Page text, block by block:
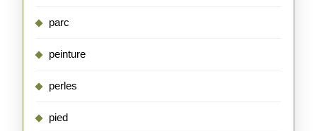
parc
peinture
perles
pied